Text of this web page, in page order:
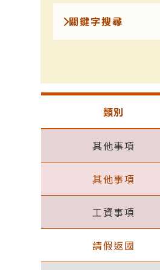
關鍵字搜尋
類別
其他事項
其他事項
工資事項
請假返國